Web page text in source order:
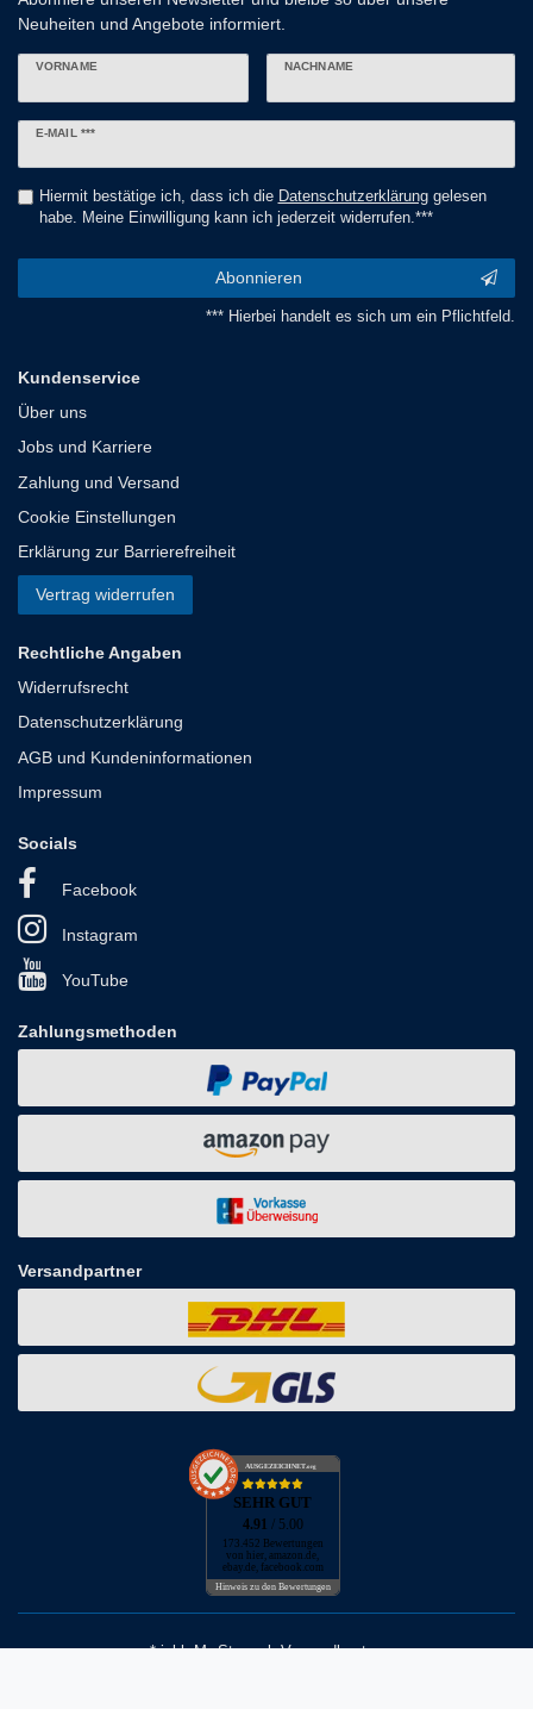
Neuheiten und Angebote informiert.
VORNAME NACHNAME
E-MAIL ***
Newsletter
Hiermit bestätige ich, dass ich die Daten­schutz­erklärunggelesen
habe. Meine Einwilligung kann ich jederzeit widerrufen.***
Abonnieren
*** Hierbei handelt es sich um ein Pflichtfeld.
Kundenservice
Über uns
Jobs und Karriere
Zahlung und Versand
Cookie Einstellungen
Erklärung zur Barrierefreiheit
Vertrag widerrufen
Rechtliche Angaben
Widerrufsrecht
Datenschutzerklärung
AGB und Kundeninformationen
Impressum
Socials
Facebook
Instagram
YouTube
Zahlungsmethoden
Versandpartner
AUSGEZEICHNET.org
SEHR GUT
4.91 / 5.00
173.452 Bewertungen
von hier, amazon.de,
ebay.de, facebook.com
Hinweis zu den Bewertungen
* inkl. MwSt. zzgl. Versandkosten